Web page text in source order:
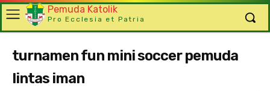
Pemuda Katolik
Pro Ecclesia et Patria
turnamen fun mini soccer pemuda
lintas iman